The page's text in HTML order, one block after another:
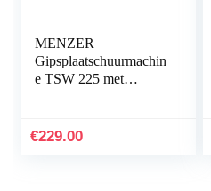
MENZER
Gipsplaatschuurmachin
e TSW 225 met
incl. Set met Ultranet
€229.00